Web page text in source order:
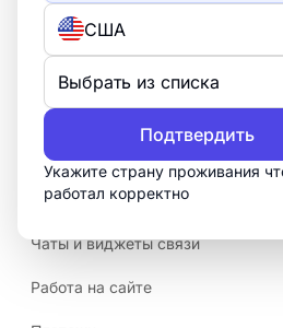
США
Выбрать из списка
Подтвердить
Укажите страну проживания
работал корректно
Проблемы
Авторское право
AI сайт-билдер
Дополнительная информация
Чаты и виджеты связи
Работа на сайте